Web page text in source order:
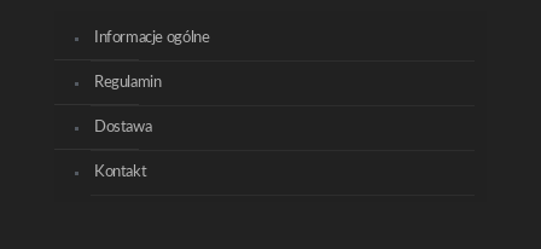
Informacje ogólne
Regulamin
Dostawa
Kontakt